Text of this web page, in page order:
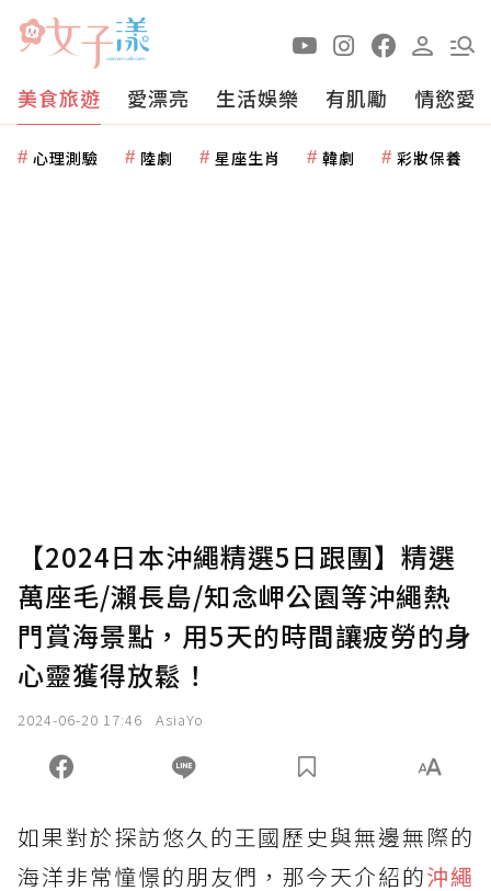
美食旅遊 愛漂亮 生活娛樂 有肌勵 情慾愛
心理測驗 陸劇 星座生肖 韓劇 彩妝保養
【2024日本沖繩精選5日跟團】精選
萬座毛/瀨長島/知念岬公園等沖繩熱
門賞海景點，用5天的時間讓疲勞的身
心靈獲得放鬆！
2024-06-20 17:46 AsiaYo
如果對於探訪悠久的王國歷史與無邊無際的
海洋非常憧憬的朋友們，那今天介紹的沖繩